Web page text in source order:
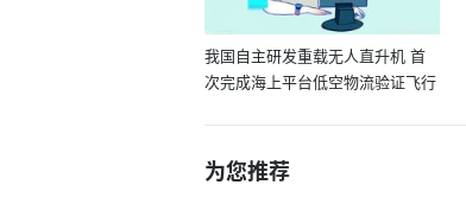
我国自主研发重载无人直升机 首
次完成海上平台低空物流验证飞行
为您推荐